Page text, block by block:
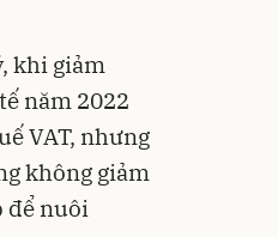
khi giảm
năm 2022
VAT, nhưng
không giảm
để nuôi